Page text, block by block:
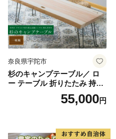
奈良県宇陀市
杉のキャンプテーブル／ ロ
ー テーブル 折りたたみ 持ち
手付き おしゃれ 木製 机 杉
天然木 無垢 一枚板 耳付き イ
良県 宇陀市 ふるさと納税
55,000円